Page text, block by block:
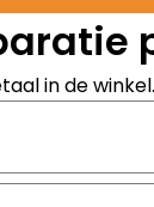
in de winkel.